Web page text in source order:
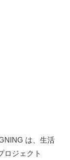
は、生活
ロジェクト